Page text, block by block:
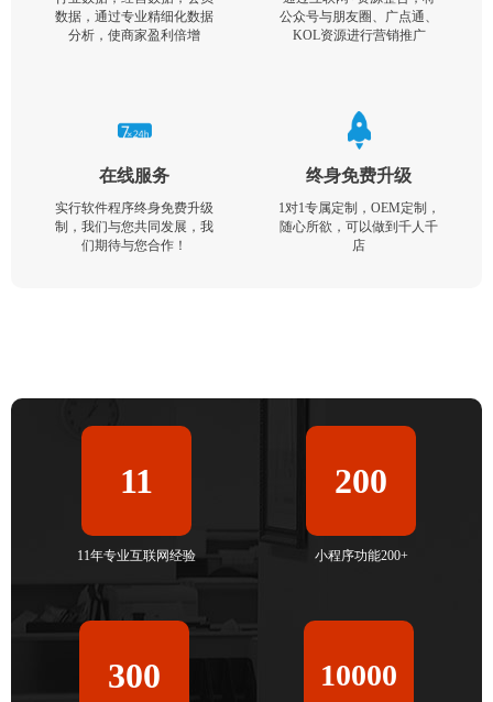
数据，通过专业精细化数据
分析，使商家盈利倍增
公众号与朋友圈、广点通、
KOL资源进行营销推广
在线服务
实行软件程序终身免费升级
制，我们与您共同发展，我
们期待与您合作！
终身免费升级
1对1专属定制，OEM定制，
随心所欲，可以做到千人千
店
11
11年专业互联网经验
200
小程序功能200+
300 10000